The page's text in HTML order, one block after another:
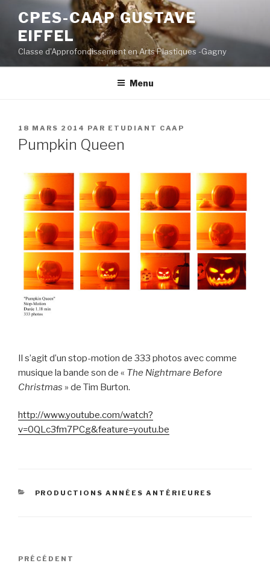
contenu
principal
CPES-CAAP GUSTAVE
EIFFEL
Classe d'Approfondissement en Arts Plastiques -Gagny
Menu
PUBLIÉ
LE
18 MARS 2014 PAR ETUDIANT CAAP
Pumpkin Queen
Il s’agit d’un stop-motion de 333 photos avec comme
musique la bande son de « The Nightmare Before
Christmas » de Tim Burton.
http://www.youtube.com/watch?
v=0QLc3fm7PCg&feature=youtu.be
CATÉGORIES
PRODUCTIONS ANNÉES ANTÉRIEURES
Navigation
Article
PRÉCÉDENT